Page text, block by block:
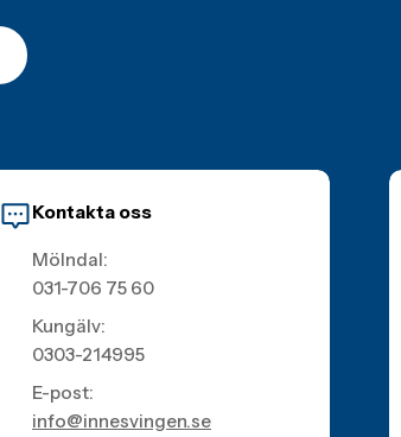
Kontakta oss
Mölndal:
031-706 75 60
Kungälv:
0303-214995
E-post:
info@innesvingen.se